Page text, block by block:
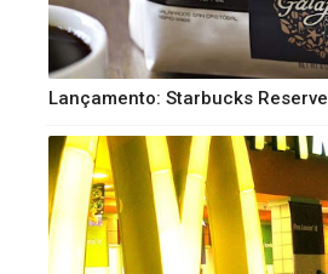
Lançamento: Starbucks Reserve